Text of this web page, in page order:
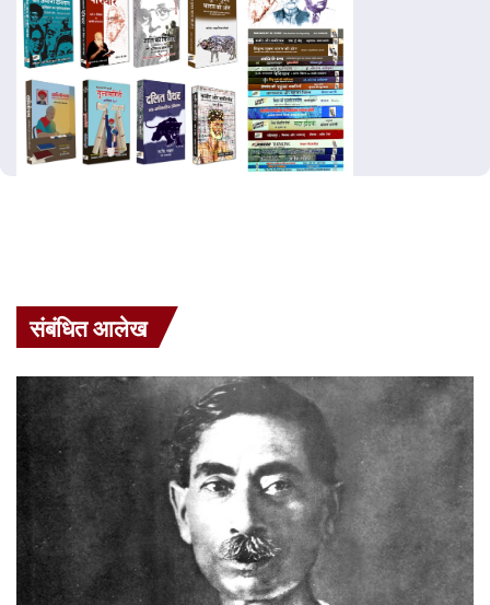
संबंधित आलेख